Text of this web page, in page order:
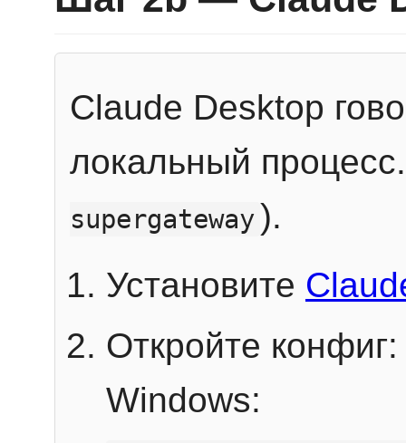
Claude Desktop
локальный
supergateway).
Установите
Откройте конфиг:
Windows: